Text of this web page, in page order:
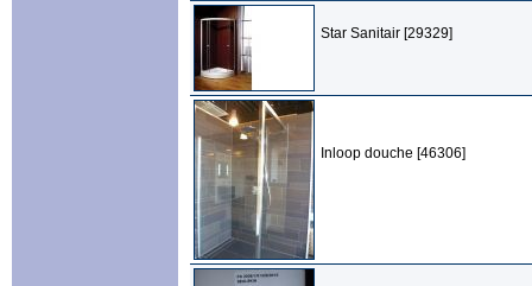
Star Sanitair [29329]
Inloop douche [46306]